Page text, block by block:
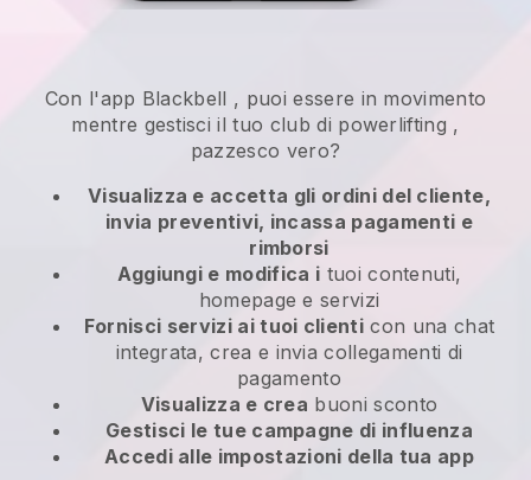
Con l'app Blackbell , puoi essere in movimento
mentre gestisci il tuo club di powerlifting ,
pazzesco vero?
Visualizza e accetta gli ordini del cliente,
invia preventivi, incassa pagamenti e
rimborsi
Aggiungi e modifica i tuoi contenuti,
homepage e servizi
Fornisci servizi ai tuoi clienti con una chat
integrata, crea e invia collegamenti di
pagamento
Visualizza e crea buoni sconto
Gestisci le tue campagne di influenza
Accedi alle impostazioni della tua app